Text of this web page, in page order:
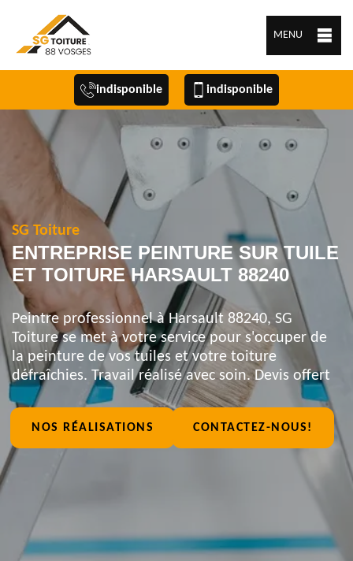
MENU
indisponible indisponible
SG Toiture
ENTREPRISE PEINTURE SUR TUILE
ET TOITURE HARSAULT 88240
Peintre professionnel à Harsault 88240, SG
Toiture se met à votre service pour s'occuper de
la peinture de vos tuiles et votre toiture
défraîchies. Travail réalisé avec soin. Devis offert
NOS RÉALISATIONS CONTACTEZ-NOUS!